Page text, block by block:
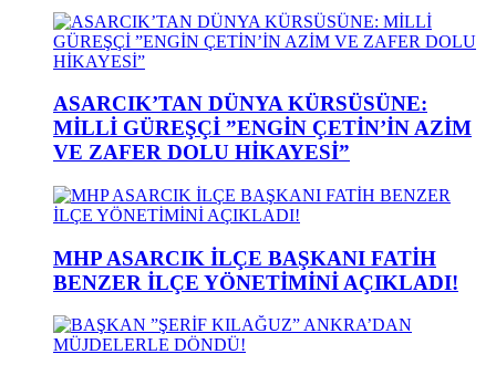
ASARCIK’TAN DÜNYA KÜRSÜSÜNE:
MİLLİ GÜREŞÇİ ”ENGİN ÇETİN’İN AZİM
VE ZAFER DOLU HİKAYESİ”
MHP ASARCIK İLÇE BAŞKANI FATİH
BENZER İLÇE YÖNETİMİNİ AÇIKLADI!